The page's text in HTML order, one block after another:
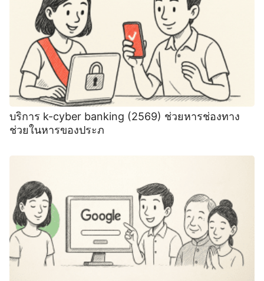
บริการ k-cyber banking (2569) ช่วยหารช่องทาง
ช่วยในหารของประภ